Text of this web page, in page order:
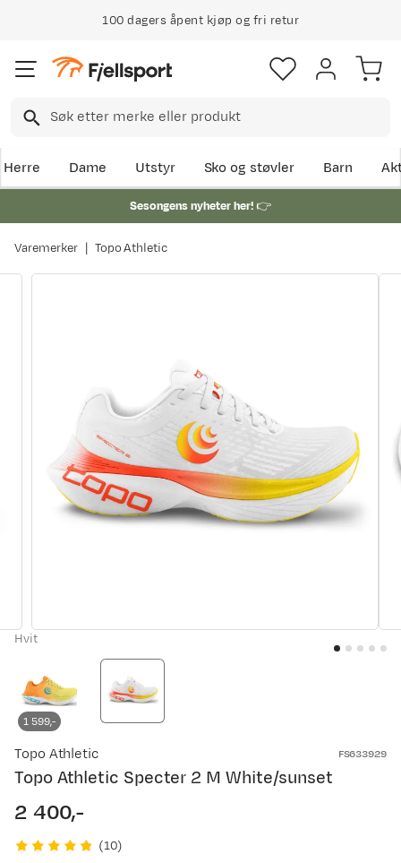
100 dagers åpent kjøp og fri retur
Herre Dame Utstyr Sko og støvler Barn
Sesongens nyheter her!👉
Varemerker Topo Athletic
Hvit
1 599,-
Topo Athletic FS633929
Topo Athletic Specter 2 M White/sunset
price
2 400,-
(10)